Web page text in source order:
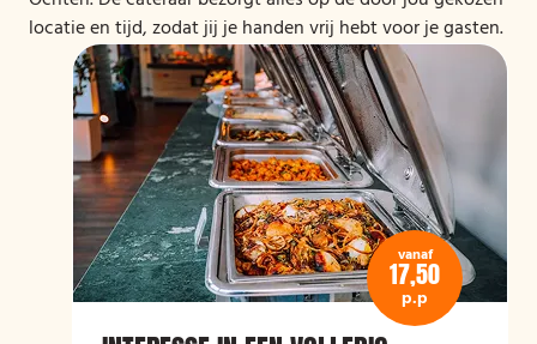
locatie en tijd, zodat jij je handen vrij hebt voor je gasten.
vanaf
17,50
p.p